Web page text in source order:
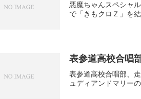
悪魔ちゃんスペシャ
で「きもクロＺ」を
表参道高校合唱
表参道高校合唱部、
ュディアンドマリー